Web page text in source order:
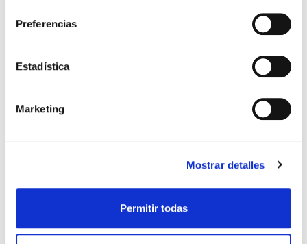
Preferencias
Estadística
Marketing
Mostrar detalles
Permitir todas